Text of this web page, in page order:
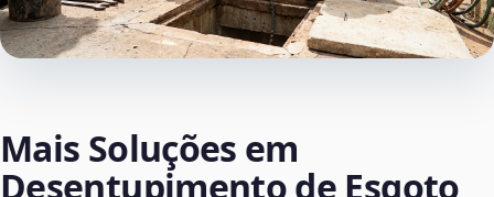
Mais Soluções em
Desentupimento de Esgoto